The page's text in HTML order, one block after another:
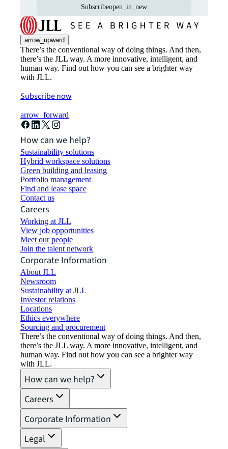
Subscribeopen_in_new
arrow_upward
There’s the conventional way of doing things. And then,
there’s the JLL way. A more innovative, intelligent, and
human way. Find out how you can see a brighter way
with JLL.
Subscribe now
arrow_forward
How can we help?
Sustainability solutions
Hybrid workspace solutions
Green building and leasing
Portfolio management
Find and lease space
Contact us
Careers
Working at JLL
View job opportunities
Meet our people
Join the talent network
Corporate Information
About JLL
Newsroom
Sustainability at JLL
Investor relations
Locations
Ethics everywhere
Sourcing and procurement
There’s the conventional way of doing things. And then,
there’s the JLL way. A more innovative, intelligent, and
human way. Find out how you can see a brighter way
with JLL.
How can we help?
Careers
Corporate Information
Legal